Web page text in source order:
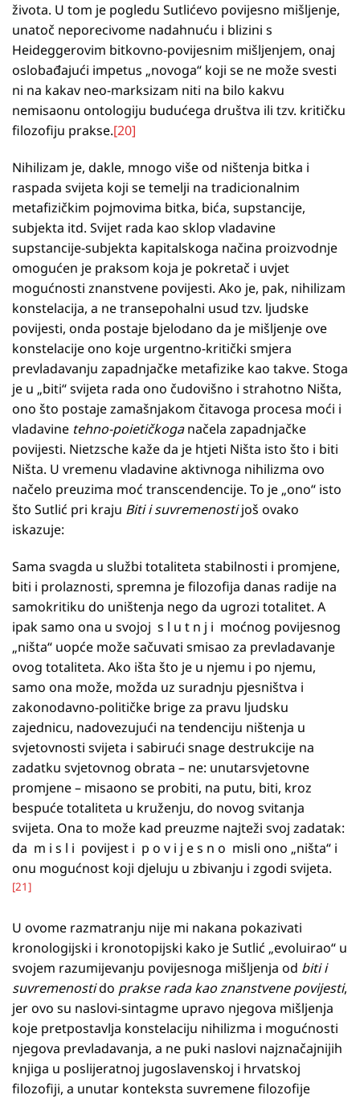
života. U tom je pogledu Sutlićevo povijesno mišljenje,
unatoč neporecivome nadahnuću i blizini s
Heideggerovim bitkovno-povijesnim mišljenjem, onaj
oslobađajući impetus „novoga“ koji se ne može svesti
ni na kakav neo-marksizam niti na bilo kakvu
nemisaonu ontologiju budućega društva ili tzv. kritičku
filozofiju prakse.[20]
Nihilizam je, dakle, mnogo više od ništenja bitka i
raspada svijeta koji se temelji na tradicionalnim
metafizičkim pojmovima bitka, bića, supstancije,
subjekta itd. Svijet rada kao sklop vladavine
supstancije-subjekta kapitalskoga načina proizvodnje
omogućen je praksom koja je pokretač i uvjet
mogućnosti znanstvene povijesti. Ako je, pak, nihilizam
konstelacija, a ne transepohalni usud tzv. ljudske
povijesti, onda postaje bjelodano da je mišljenje ove
konstelacije ono koje urgentno-kritički smjera
prevladavanju zapadnjačke metafizike kao takve. Stoga
je u „biti“ svijeta rada ono čudovišno i strahotno Ništa,
ono što postaje zamašnjakom čitavoga procesa moći i
vladavine tehno-poietičkoganačela zapadnjačke
povijesti. Nietzsche kaže da je htjeti Ništa isto što i biti
Ništa. U vremenu vladavine aktivnoga nihilizma ovo
načelo preuzima moć transcendencije. To je „ono“ isto
što Sutlić pri kraju Biti i suvremenostijoš ovako
iskazuje:
Sama svagda u službi totaliteta stabilnosti i promjene,
biti i prolaznosti, spremna je filozofija danas radije na
samokritiku do uništenja nego da ugrozi totalitet. A
ipak samo ona u svojoj s l u t n j i moćnog povijesnog
„ništa“ uopće može sačuvati smisao za prevladavanje
ovog totaliteta. Ako išta što je u njemu i po njemu,
samo ona može, možda uz suradnju pjesništva i
zakonodavno-političke brige za pravu ljudsku
zajednicu, nadovezujući na tendenciju ništenja u
svjetovnosti svijeta i sabirući snage destrukcije na
zadatku svjetovnog obrata – ne: unutarsvjetovne
promjene – misaono se probiti, na putu, biti, kroz
bespuće totaliteta u kruženju, do novog svitanja
svijeta. Ona to može kad preuzme najteži svoj zadatak:
da m i s l i povijest i p o v i j e s n o misli ono „ništa“ i
onu mogućnost koji djeluju u zbivanju i zgodi svijeta.
[21]
U ovome razmatranju nije mi nakana pokazivati
kronologijski i kronotopijski kako je Sutlić „evoluirao“ u
svojem razumijevanju povijesnoga mišljenja od biti i
suvremenostido prakse rada kao znanstvene povijesti,
jer ovo su naslovi-sintagme upravo njegova mišljenja
koje pretpostavlja konstelaciju nihilizma i mogućnosti
njegova prevladavanja, a ne puki naslovi najznačajnijih
knjiga u poslijeratnoj jugoslavenskoj i hrvatskoj
filozofiji, a unutar konteksta suvremene filozofije